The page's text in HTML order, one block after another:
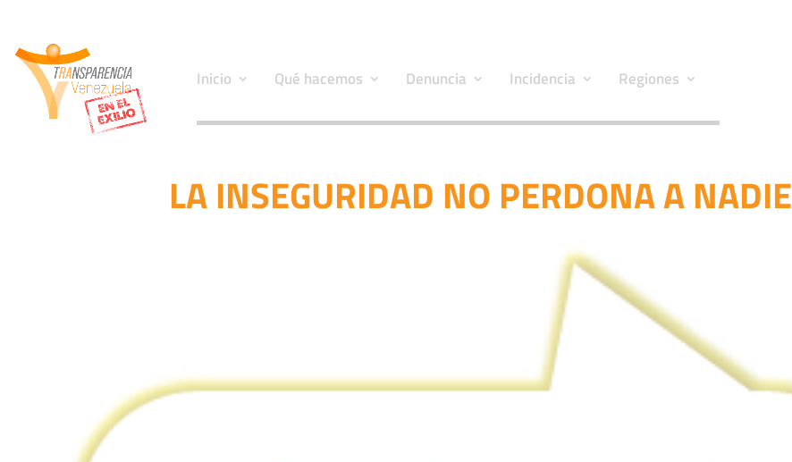
Inicio Qué hacemos Denuncia Incidencia Regiones
LA INSEGURIDAD NO PERDONA A NADIE